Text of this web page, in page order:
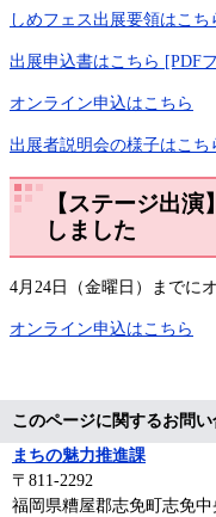
しめフェス出展要領はこ
出展申込書はこちら [PDF
オンライン申込はこちら
出展者説明会の様子はこち
【ステージ出
しました
4月24日（金曜日）までに
オンライン申込はこちら
このページに関するお問
まちの魅力推進課
〒811-2292
福岡県糟屋郡志免町志免